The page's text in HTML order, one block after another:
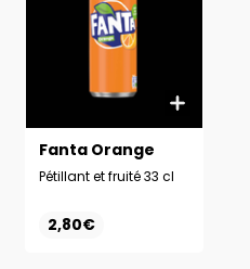
Fanta Orange
Pétillant et fruité 33 cl
2,80€